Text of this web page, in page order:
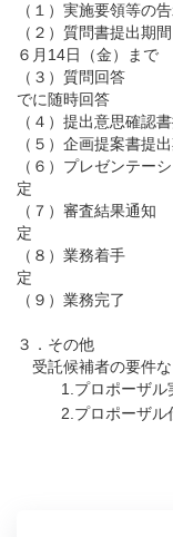
（１）実施要領
（２）質問書
６月14日（金）まで
（３）質問
でに随時回答
（４）提出意思
（５）企画提案
（６）プレゼン
定
（７）審査結
定
（８）業務
定
（９）業務完
３．その他
受託候補者の要件な
1.プロポーザル
2.プロポーザル